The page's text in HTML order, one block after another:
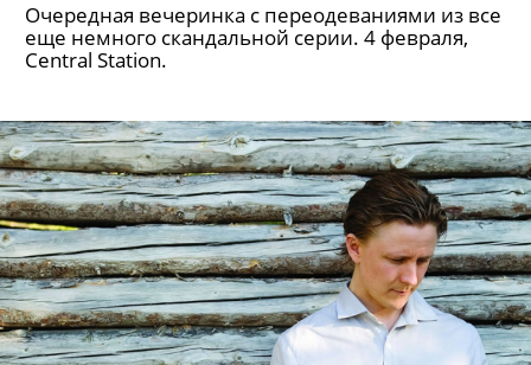
Очередная вечеринка с переодеваниями из все
еще немного скандальной серии. 4 февраля,
Central Station.